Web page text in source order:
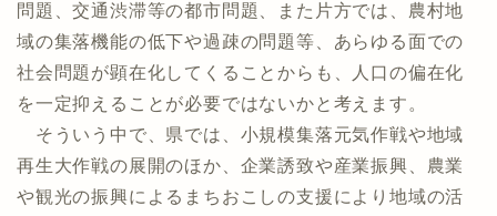
問題、交通渋滞等の都市問題、また片方では、農村地
域の集落機能の低下や過疎の問題等、あらゆる面での
社会問題が顕在化してくることからも、人口の偏在化
を一定抑えることが必要ではないかと考えます。
そういう中で、県では、小規模集落元気作戦や地域
再生大作戦の展開のほか、企業誘致や産業振興、農業
や観光の振興によるまちおこしの支援により地域の活